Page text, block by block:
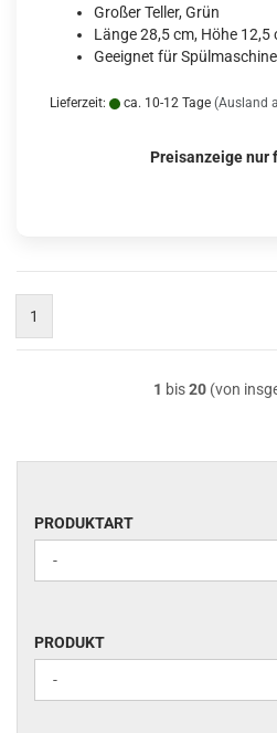
Großer Teller, Grün
Länge 28,5 cm, Höhe 12,5
Geeignet für
Lieferzeit: ca. 10-12 Tage (Ausland
Preisanzeige nur
1
1 bis20(von
PRODUKTART
PRODUKTART
PRODUKT
PRODUKT